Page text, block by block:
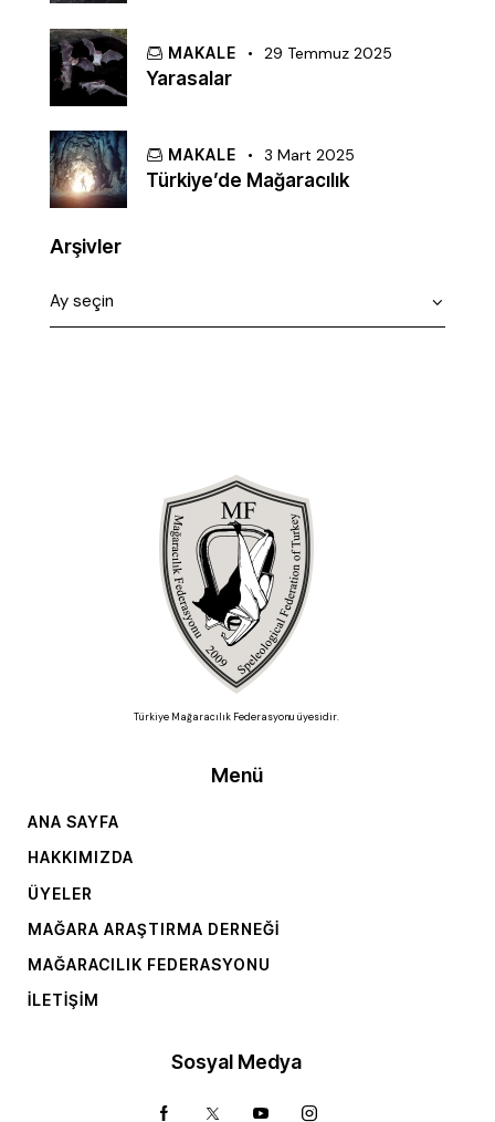
MAKALE 29 Temmuz 2025
Yarasalar
MAKALE 3 Mart 2025
Türkiye’de Mağaracılık
Arşivler
Türkiye Mağaracılık Federasyonu üyesidir.
Menü
ANA SAYFA
HAKKIMIZDA
ÜYELER
MAĞARA ARAŞTIRMA DERNEĞI
MAĞARACILIK FEDERASYONU
İLETIŞIM
Sosyal Medya